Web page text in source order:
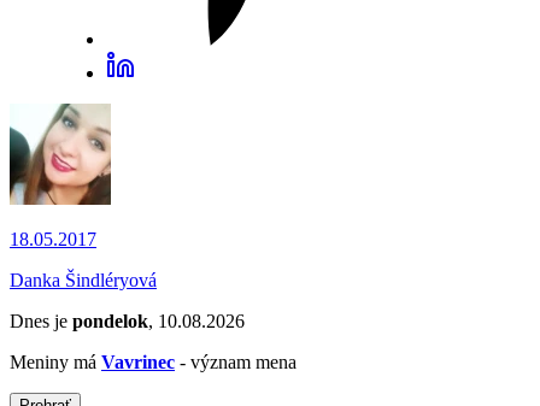
18.05.2017
Danka Šindléryová
Dnes je pondelok, 10.08.2026
Meniny má Vavrinec - význam mena